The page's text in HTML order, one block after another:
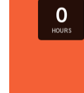
0
HOURS